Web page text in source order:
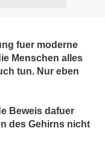
fuer moderne
Menschen alles
tun. Nur eben
Beweis dafuer
des Gehirns nicht